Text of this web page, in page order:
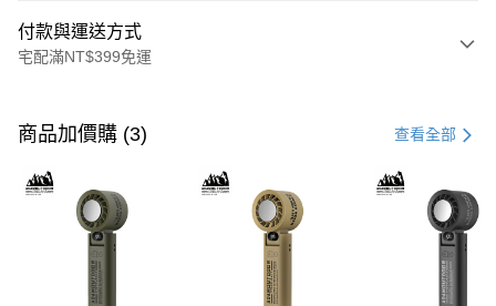
付款與運送方式
宅配滿NT$399免運
信用卡一次付款
LINE Pay
Apple Pay
商品加價購 (3) 查看全部